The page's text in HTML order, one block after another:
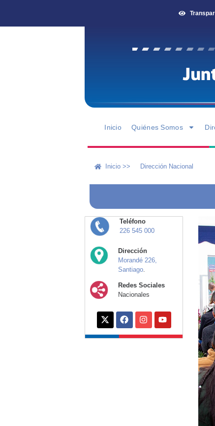
Inicio Quiénes Somos
Inicio >> Dirección Nacional
Teléfono
226 545 000
Dirección
Morandé 226,
Santiago.
Redes Sociales
Nacionales